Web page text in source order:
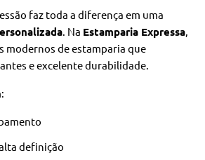
faz toda a diferença em uma
. Na Estamparia Expressa
modernos de estamparia que
e excelente durabilidade.
definição